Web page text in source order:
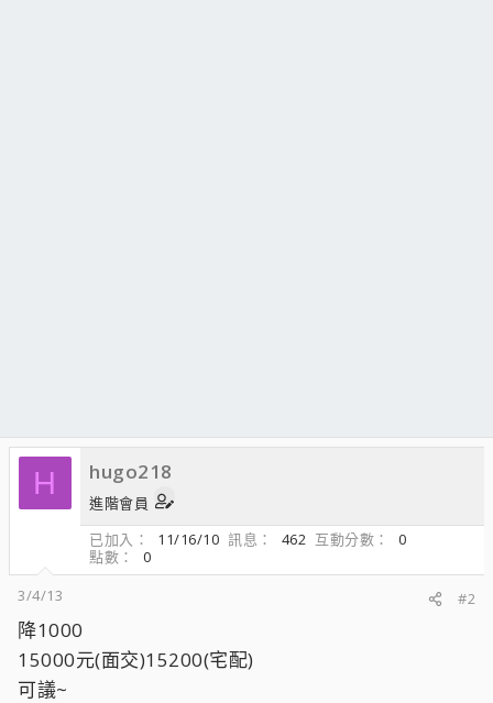
H hugo218
進階會員
已加入
11/16/10 訊息 462 互動分數
0
點數
0
3/4/13
#2
降1000
15000元(面交)15200(宅配)
可議~